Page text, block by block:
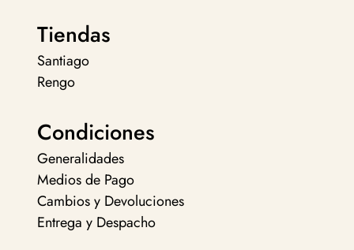
Tiendas
Santiago
Rengo
Condiciones
Generalidades
Medios de Pago
Cambios y Devoluciones
Entrega y Despacho